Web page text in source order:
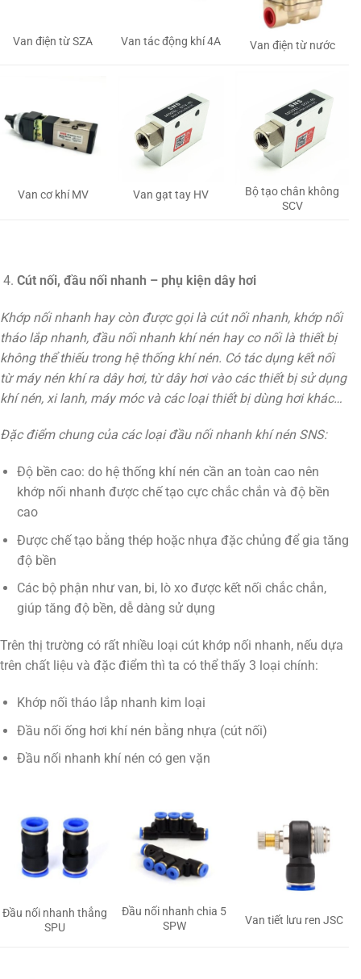
Van điện từ SZA Van tác động khí 4A Van điện từ nước
Van cơ khí MV Van gạt tay HV
Bộ tạo chân không
SCV
Cút nối, đầu nối nhanh – phụ kiện dây hơi
Khớp nối nhanh hay còn được gọi là cút nối nhanh, khớp nối
tháo lắp nhanh, đầu nối nhanh khí nén hay co nối là thiết bị
không thể thiếu trong hệ thống khí nén. Có tác dụng kết nối
từ máy nén khí ra dây hơi, từ dây hơi vào các thiết bị sử dụng
khí nén, xi lanh, máy móc và các loại thiết bị dùng hơi khác…
Đặc điểm chung của các loại đầu nối nhanh khí nén SNS:
Độ bền cao: do hệ thống khí nén cần an toàn cao nên
khớp nối nhanh được chế tạo cực chắc chắn và độ bền
cao
Được chế tạo bằng thép hoặc nhựa đặc chủng để gia tăng
độ bền
Các bộ phận như van, bi, lò xo được kết nối chắc chắn,
giúp tăng độ bền, dễ dàng sử dụng
Trên thị trường có rất nhiều loại cút khớp nối nhanh, nếu dựa
trên chất liệu và đặc điểm thì ta có thể thấy 3 loại chính:
Khớp nối tháo lắp nhanh kim loại
Đầu nối ống hơi khí nén bằng nhựa (cút nối)
Đầu nối nhanh khí nén có gen vặn
Đầu nối nhanh thẳng
SPU
Đầu nối nhanh chia 5
SPW
Van tiết lưu ren JSC